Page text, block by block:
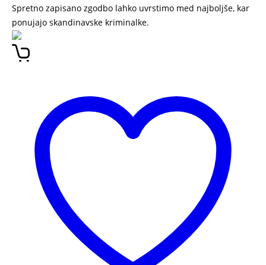
Spretno zapisano zgodbo lahko uvrstimo med najboljše, kar
ponujajo skandinavske kriminalke.